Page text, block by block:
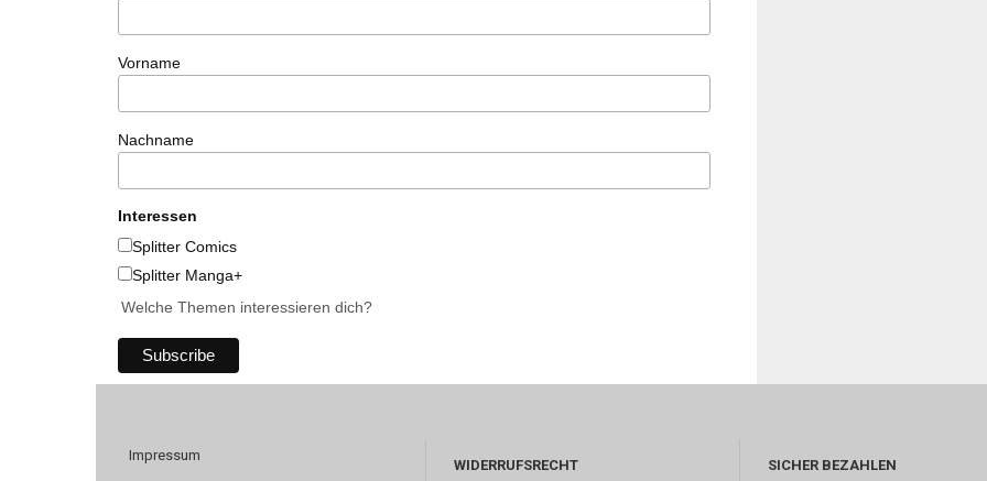
Vorname
Nachname
Interessen
Splitter Comics
Splitter Manga+
Welche Themen interessieren dich?
Impressum
WIDERRUFSRECHT SICHER BEZAHLEN